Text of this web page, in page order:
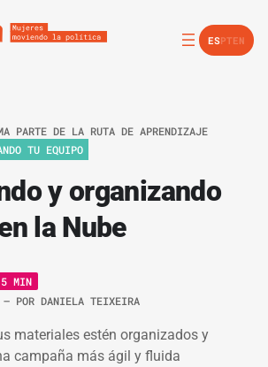
ESPTEN
PARTE DE LA RUTA DE APRENDIZAJE
TU EQUIPO
y organizando
la Nube
MIN
– POR DANIELA TEIXEIRA
materiales estén organizados y
campaña más ágil y fluida